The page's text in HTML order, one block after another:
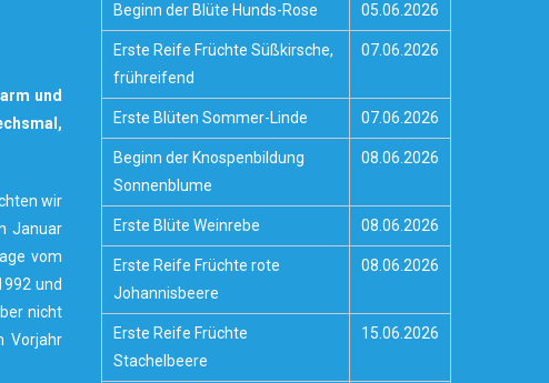
und
wir
Januar
vom
und
nicht
Vorjahr
Beginn der Blüte Hunds-Rose 05.06.2026
Erste Reife Früchte Süßkirsche,
frühreifend
07.06.2026
Erste Blüten Sommer-Linde 07.06.2026
Beginn der Knospenbildung
Sonnenblume
08.06.2026
Erste Blüte Weinrebe 08.06.2026
Erste Reife Früchte rote
Johannisbeere
08.06.2026
Erste Reife Früchte
Stachelbeere
15.06.2026